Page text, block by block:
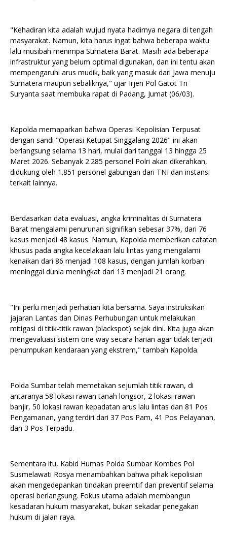
"Kehadiran kita adalah wujud nyata hadirnya negara di tengah
masyarakat. Namun, kita harus ingat bahwa beberapa waktu
lalu musibah menimpa Sumatera Barat. Masih ada beberapa
infrastruktur yang belum optimal digunakan, dan ini tentu akan
mempengaruhi arus mudik, baik yang masuk dari Jawa menuju
Sumatera maupun sebaliknya," ujar Irjen Pol Gatot Tri
Suryanta saat membuka rapat di Padang, Jumat (06/03).
Kapolda memaparkan bahwa Operasi Kepolisian Terpusat
dengan sandi "Operasi Ketupat Singgalang 2026" ini akan
berlangsung selama 13 hari, mulai dari tanggal 13 hingga 25
Maret 2026. Sebanyak 2.285 personel Polri akan dikerahkan,
didukung oleh 1.851 personel gabungan dari TNI dan instansi
terkait lainnya.
Berdasarkan data evaluasi, angka kriminalitas di Sumatera
Barat mengalami penurunan signifikan sebesar 37%, dari 76
kasus menjadi 48 kasus. Namun, Kapolda memberikan catatan
khusus pada angka kecelakaan lalu lintas yang mengalami
kenaikan dari 86 menjadi 108 kasus, dengan jumlah korban
meninggal dunia meningkat dari 13 menjadi 21 orang.
"Ini perlu menjadi perhatian kita bersama. Saya instruksikan
jajaran Lantas dan Dinas Perhubungan untuk melakukan
mitigasi di titik-titik rawan (blackspot) sejak dini. Kita juga akan
mengevaluasi sistem one way secara harian agar tidak terjadi
penumpukan kendaraan yang ekstrem," tambah Kapolda.
Polda Sumbar telah memetakan sejumlah titik rawan, di
antaranya 58 lokasi rawan tanah longsor, 2 lokasi rawan
banjir, 50 lokasi rawan kepadatan arus lalu lintas dan 81 Pos
Pengamanan, yang terdiri dari 37 Pos Pam, 41 Pos Pelayanan,
dan 3 Pos Terpadu.
Sementara itu, Kabid Humas Polda Sumbar Kombes Pol
Susmelawati Rosya menambahkan bahwa pihak kepolisian
akan mengedepankan tindakan preemtif dan preventif selama
operasi berlangsung. Fokus utama adalah membangun
kesadaran hukum masyarakat, bukan sekadar penegakan
hukum di jalan raya.